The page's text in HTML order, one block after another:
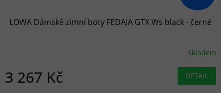
LOWA Dámské zimní boty FEDAIA GTX Ws black - černé
Skladem
3 267 Kč DETAIL